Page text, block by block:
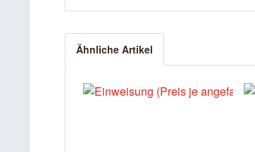
Ähnliche Artikel